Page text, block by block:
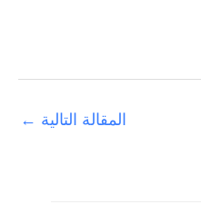
المقالة التالية ←